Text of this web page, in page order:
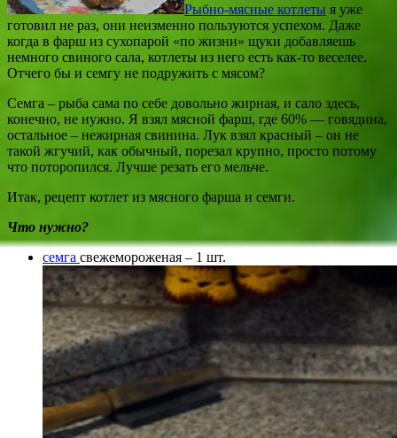
Рыбно-мясные котлеты я уже
готовил не раз, они неизменно пользуются успехом. Даже
когда в фарш из сухопарой «по жизни» щуки добавляешь
немного свиного сала, котлеты из него есть как-то веселее.
Отчего бы и семгу не подружить с мясом?
Семга – рыба сама по себе довольно жирная, и сало здесь,
конечно, не нужно. Я взял мясной фарш, где 60% — говядина,
остальное – нежирная свинина. Лук взял красный – он не
такой жгучий, как обычный, порезал крупно, просто потому
что поторопился. Лучше резать его мельче.
Итак, рецепт котлет из мясного фарша и семги.
Что нужно?
семга свежемороженая – 1 шт.